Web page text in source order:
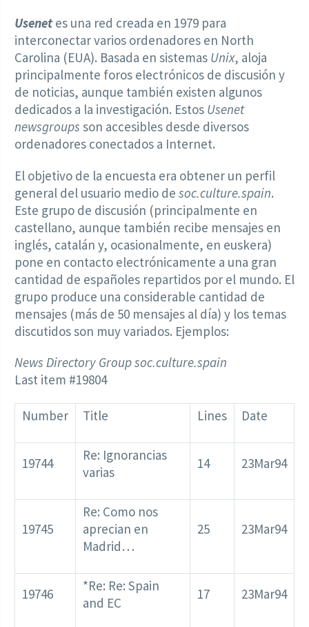
Usenetes una red creada en 1979 para
interconectar varios ordenadores en North
Carolina (EUA). Basada en sistemas Unix, aloja
principalmente foros electrónicos de discusión y
de noticias, aunque también existen algunos
dedicados a la investigación. Estos Usenet
newsgroups son accesibles desde diversos
ordenadores conectados a Internet.
El objetivo de la encuesta era obtener un perfil
general del usuario medio de soc.culture.spain.
Este grupo de discusión (principalmente en
castellano, aunque también recibe mensajes en
inglés, catalán y, ocasionalmente, en euskera)
pone en contacto electrónicamente a una gran
cantidad de españoles repartidos por el mundo. El
grupo produce una considerable cantidad de
mensajes (más de 50 mensajes al día) y los temas
discutidos son muy variados. Ejemplos:
News Directory Group soc.culture.spain
Last item #19804
Number Title Lines Date
19744
Re: Ignorancias
varias
14 23Mar94
19745
Re: Como nos
aprecian en
Madrid…
25 23Mar94
19746
*Re: Re: Spain
and EC
17 23Mar94